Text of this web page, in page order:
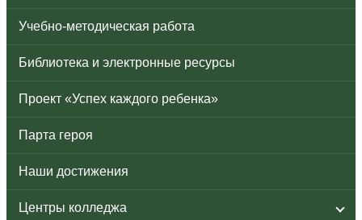
Учебно-методическая работа
Библиотека и электронные ресурсы
Проект «Успех каждого ребенка»
Парта героя
Наши достижения
Центры колледжа